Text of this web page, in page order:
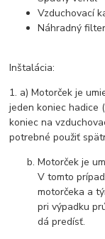
Vzduchovací
Náhradný filter
Inštalácia:
1. a) Motorček je
jeden koniec hadice
koniec na
potrebné použiť
Motorček je
V tomto
motorčeka a
pri výpadku
dá predísť.